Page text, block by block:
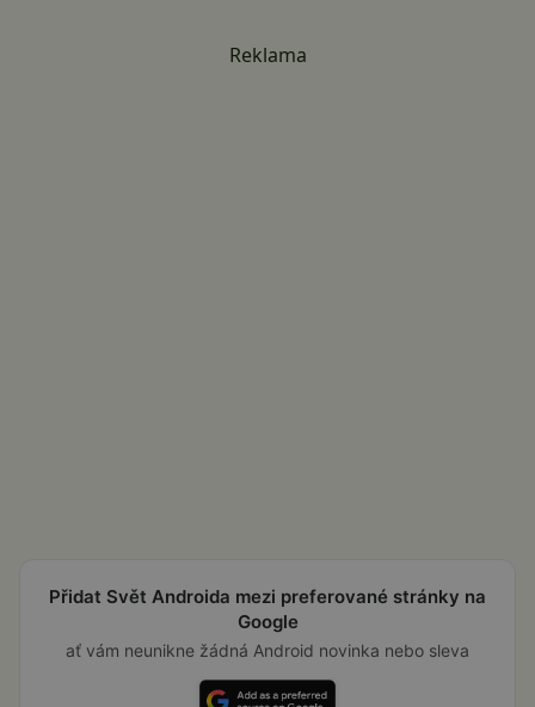
Reklama
Přidat Svět Androida mezi preferované stránky na
Google
ať vám neunikne žádná Android novinka nebo sleva